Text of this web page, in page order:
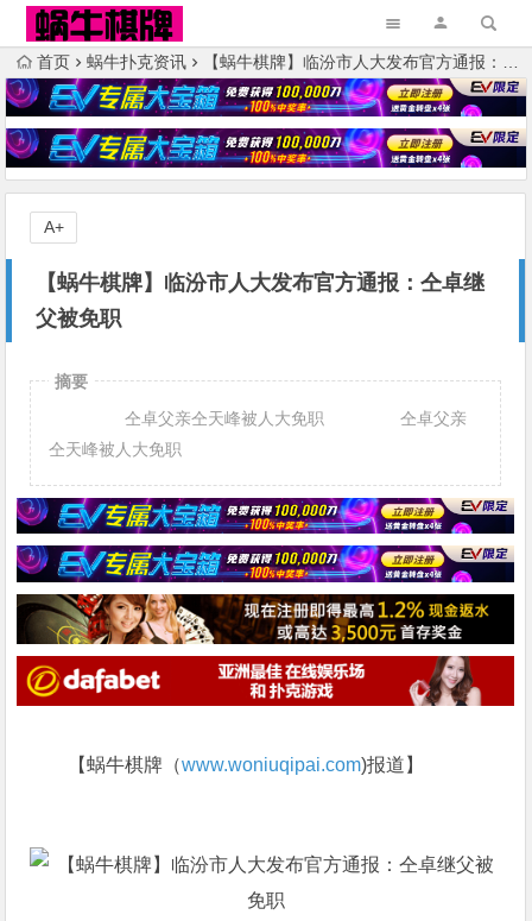
首页 蜗牛扑克资讯 【蜗牛棋牌】临汾市人大发布官方通报：仝卓继父被免职
【蜗牛棋牌】临汾市人大发布官方通报：仝卓继
父被免职
A+
摘要
仝卓父亲仝天峰被人大免职 仝卓父亲
仝天峰被人大免职
【蜗牛棋牌（www.woniuqipai.com)报道】